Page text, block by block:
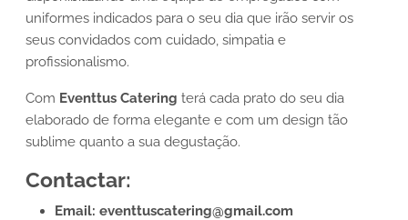
uniformes indicados para o seu dia que irão servir os
seus convidados com cuidado, simpatia e
profissionalismo.
Com Eventtus Catering terá cada prato do seu dia
elaborado de forma elegante e com um design tão
sublime quanto a sua degustação.
Contactar:
Email: eventtuscatering@gmail.com